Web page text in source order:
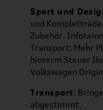
Sport und
und
Zubehör.
Transport: Mehr
hinterm Steuer
Volkswagen
Transport:
abgestimmt.